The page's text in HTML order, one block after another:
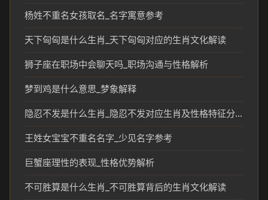
杨姓不重名女孩取名_名字寓意参考
天下匈匈是什么生肖_天下匈匈对应的生肖文化解读
狮子座在职场中会聊天吗_职场沟通与性格解析
梦到鸡是什么意思_梦象解释
隐忍不发是什么生肖_隐忍不发对应生肖及性格特征分析
王姓女宝宝不重名名字_少见名字参考
巨蟹座理性的表现_性格优势解析
不可胜算是什么生肖_不可胜算背后的生肖文化解读